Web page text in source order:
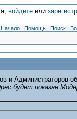
войдитеили
Начало | Помощь | Поиск |
и Администраторов
будет показан